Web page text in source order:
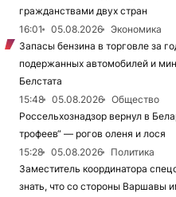
гражданствами двух стран
16:01
05.08.2026
Экономика
Запасы бензина в торговле за
подержанных автомобилей и
Белстата
15:48
05.08.2026
Общество
Россельхознадзор вернул в
трофеев“ — рогов оленя и лося
15:28
05.08.2026
Политика
Заместитель координатора
знать, что со стороны Варшавы